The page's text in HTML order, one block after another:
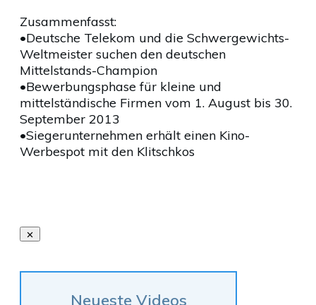
Zusammenfasst:
•Deutsche Telekom und die Schwergewichts-
Weltmeister suchen den deutschen
Mittelstands-Champion
•Bewerbungsphase für kleine und
mittelständische Firmen vom 1. August bis 30.
September 2013
•Siegerunternehmen erhält einen Kino-
Werbespot mit den Klitschkos
Neueste Videos